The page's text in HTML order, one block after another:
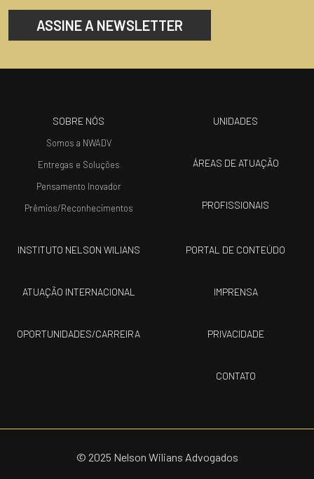
ASSINE A NEWSLETTER
SOBRE NÓS
Somos a NWADV
Entregas e Soluções
Pensamento Inovador
Prêmios/Reconhecimentos
UNIDADES
ÁREAS DE ATUAÇÃO
PROFISSIONAIS
INSTITUTO NELSON WILIANS
ATUAÇÃO INTERNACIONAL
OPORTUNIDADES/CARREIRA
PORTAL DE CONTEÚDO
IMPRENSA
PRIVACIDADE
CONTATO
© 2025 Nelson Wilians Advogados